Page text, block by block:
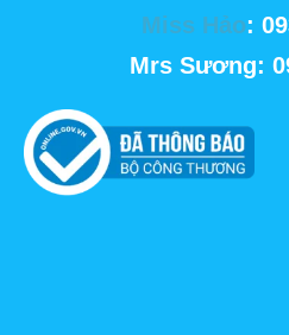
Miss Hảo:
Mrs Sương: